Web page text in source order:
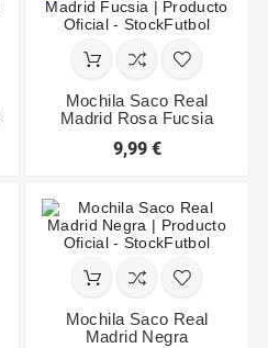
Mochila Saco Real
Madrid Rosa Fucsia
9,99 €
Mochila Saco Real
Madrid Negra